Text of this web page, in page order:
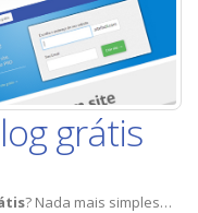
grátis
? Nada mais simples…